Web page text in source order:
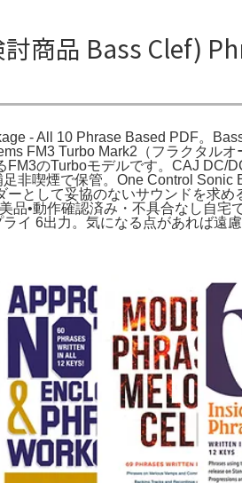
商品 Bass Clef)
- All 10 Phrase Based PDF。
FM3 Turbo Mark2（フラクタル
FM3のTurboモデルです。CAJ
煙で保管。One Control Sonic
ーとして妥協のないサウンドを
品•動作確認済み・不具合なし自
イ 6出力。気になる点があれば遠